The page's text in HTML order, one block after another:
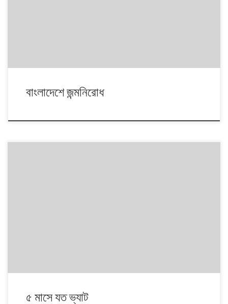
বাংলাদেশে জন্মনিরোধ
৫ মাসে যত ভ্যাট